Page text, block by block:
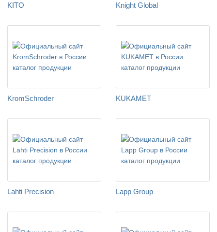
KITO Knight Global
KromSchroder KUKAMET
Lahti Precision Lapp Group